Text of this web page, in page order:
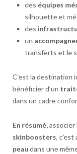
des équipes
silhouette et
des
un
transferts et le
C’est la destination
bénéficier d’un
dans un cadre
En résumé,associer
skinboosters, c’est
peau dans une